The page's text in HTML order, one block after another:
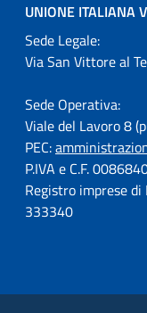
UNIONE ITALIANA
Sede Legale:
Via San Vittore al
Sede Operativa:
Viale del Lavoro 8
PEC:
P.IVA e C.F.
Registro imprese
333340